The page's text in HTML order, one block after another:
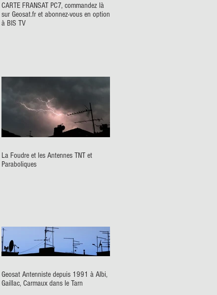
CARTE FRANSAT PC7, commandez là
sur Geosat.fr et abonnez-vous en option
à BIS TV
La Foudre et les Antennes TNT et
Paraboliques
Geosat Antenniste depuis 1991 à Albi,
Gaillac, Carmaux dans le Tarn